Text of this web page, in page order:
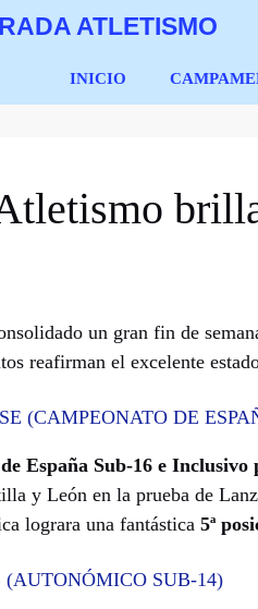
ATLETISMO
INICIO
un gran fin de
reafirman el excelente
(CAMPEONATO DE
España Sub-16 e Inclusivo
y León en la prueba de
lograra una fantástica 5ª
SUB-14)